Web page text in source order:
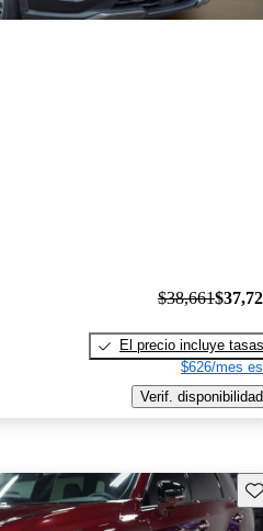
$38,661
El precio incluye tasas
$626/mes
Verif. disponibilidad